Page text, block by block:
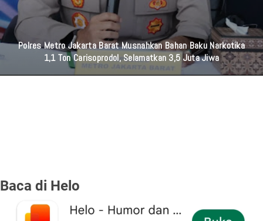
Harriyanto Aryodiguno : Hukum Harus Tegas, Diskriminasi Harus
Ditolak
Baca di Helo